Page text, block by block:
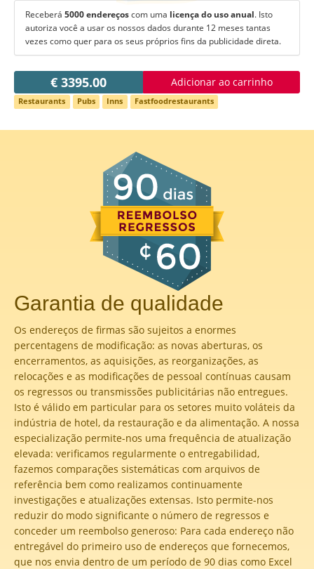
Receberá 5000 endereçoscom uma licença do uso anual. Isto
autoriza você a usar os nossos dados durante 12 meses tantas
vezes como quer para os seus próprios fins da publicidade direta.
€ 3395.00 Adicionar ao carrinho
Restaurants Pubs Inns Fastfoodrestaurants
Garantia de qualidade
Os endereços de firmas são sujeitos a enormes
percentagens de modificação: as novas aberturas, os
encerramentos, as aquisições, as reorganizações, as
relocações e as modificações de pessoal contínuas causam
os regressos ou transmissões publicitárias não entregues.
Isto é válido em particular para os setores muito voláteis da
indústria de hotel, da restauração e da alimentação. A nossa
especialização permite-nos uma frequência de atualização
elevada: verificamos regularmente o entregabilidad,
fazemos comparações sistemáticas com arquivos de
referência bem como realizamos continuamente
investigações e atualizações extensas. Isto permite-nos
reduzir do modo significante o número de regressos e
conceder um reembolso generoso: Para cada endereço não
entregável do primeiro uso de endereços que fornecemos,
que nos envia dentro de um período de 90 dias como Excel